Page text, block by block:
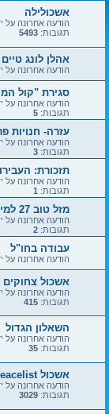
אשכולילה
הודעה אחרונה על
תגובות: 5493
אהלן לונג טיים
הודעה אחרונה על
סגירת "קול
הודעה אחרונה על
תגובות: 5
עזרה- חנויות
הודעה אחרונה על
תגובות: 3
תזכורת:
הודעה אחרונה על
תגובות: 1
מזל טוב 27 למיקי (Yakim)
הודעה אחרונה על
תגובות: 2
עבודה בחו"ל
הודעה אחרונה על
אשכול צחוקים
הודעה אחרונה על
תגובות: 415
השאלון הגדול
הודעה אחרונה על
תגובות: 35
אשכול Peacelist
הודעה אחרונה על
תגובות: 3029